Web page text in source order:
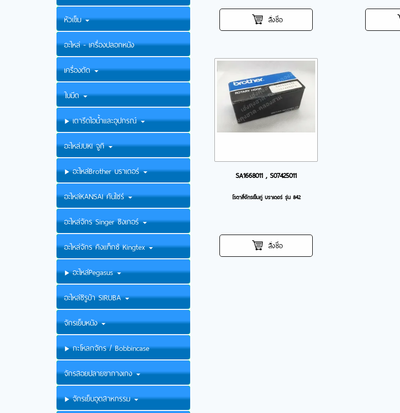
หัวเข็ม
อะไหล่ - เครื่องปลอกหนัง
เครื่องตัด
ใบมีด
เตารีดไอน้ำและอุปกรณ์
อะไหล่JUKI จูกิ
อะไหล่Brother บราเดอร์
อะไหล่KANSAI คันไซร์
อะไหล่จักร Singer ซิงเกอร์
อะไหล่จักร คิงแท็กซ์ Kingtex
อะไหล่Pegasus
อะไหล่ซิรูบ้า SIRUBA
จักรเย็บหนัง
กะโหลกจักร / Bobbincase
จักรสอยปลายขากางเกง
จักรเย็บอุตสาหกรรม
สั่งซื้อ
SA1668011 , S07425011
โรตาลี่จักรเข็มคู่ บราเดอร์ รุ่น 842
สั่งซื้อ